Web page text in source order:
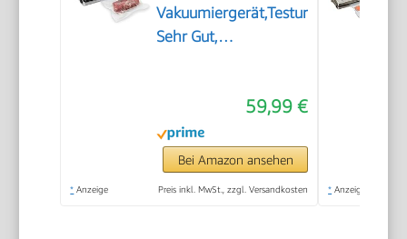
Vakuumiergerät,Testurteil
Sehr Gut,
lange & stabile
Schweißnaht, inkl. 10
Profi-Folienbeutel
59,99 €
Bei Amazon ansehen
* Anzeige Preis inkl. MwSt., zzgl. Versandkosten * Anzeige